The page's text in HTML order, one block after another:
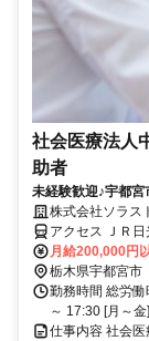
社会医療法人
助者
未経験歓迎♪宇都
株式会社ソラス
アクセス ＪＲ
西口徒歩約9分
Ｒ湘南新宿ライ
15分,敷地内全て
月給200,000円
栃木県宇都宮市
勤務時間 総労
～ 17:30 [月～
仕事内容 社会